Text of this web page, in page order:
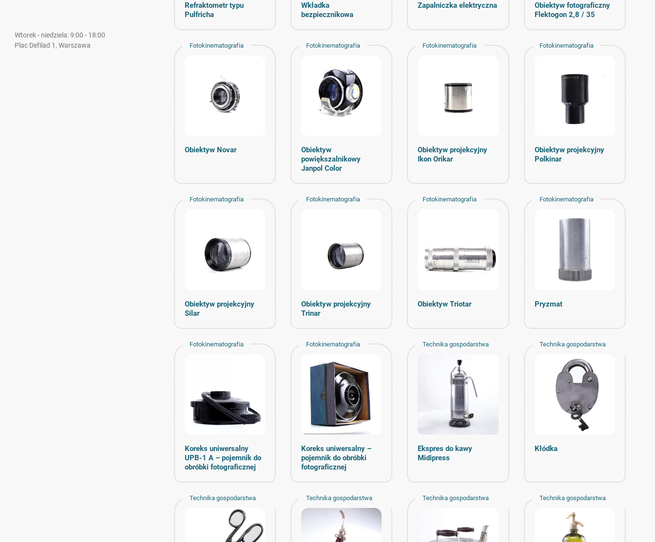
Wtorek - niedziela: 9:00 - 18:00
Plac Defilad 1, Warszawa
Refraktometr typu
Pulfricha
Wkładka
bezpiecznikowa
Zapalniczka elektryczna
Obiektyw fotograficzny
Flektogon 2,8 / 35
Fotokinematografia
Obiektyw Novar
Fotokinematografia
Obiektyw
powiększalnikowy
Janpol Color
Fotokinematografia
Obiektyw projekcyjny
Ikon Orikar
Fotokinematografia
Obiektyw projekcyjny
Polkinar
Fotokinematografia
Obiektyw projekcyjny
Silar
Fotokinematografia
Obiektyw projekcyjny
Trinar
Fotokinematografia
Obiektyw Triotar
Fotokinematografia
Pryzmat
Fotokinematografia
Koreks uniwersalny
UPB-1 A – pojemnik do
obróbki fotograficznej
Fotokinematografia
Koreks uniwersalny –
pojemnik do obróbki
fotograficznej
Technika gospodarstwa
Ekspres do kawy
Midipress
Technika gospodarstwa
Kłódka
Technika gospodarstwa
Technika gospodarstwa
Technika gospodarstwa
Technika gospodarstwa